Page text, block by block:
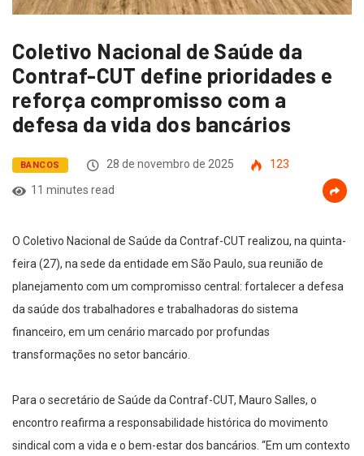
Coletivo Nacional de Saúde da
Contraf-CUT define prioridades e
reforça compromisso com a
defesa da vida dos bancários
BANCOS 28 de novembro de 2025
123
11 minutes read
O Coletivo Nacional de Saúde da Contraf-CUT realizou, na quinta-
feira (27), na sede da entidade em São Paulo, sua reunião de
planejamento com um compromisso central: fortalecer a defesa
da saúde dos trabalhadores e trabalhadoras do sistema
financeiro, em um cenário marcado por profundas
transformações no setor bancário.
Para o secretário de Saúde da Contraf-CUT, Mauro Salles, o
encontro reafirma a responsabilidade histórica do movimento
sindical com a vida e o bem-estar dos bancários. “Em um contexto